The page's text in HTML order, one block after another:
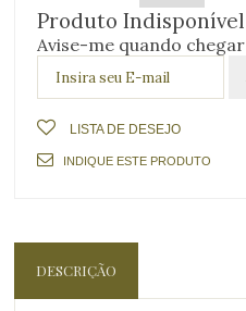
Produto Indisponível
Avise-me quando chegar
LISTA DE DESEJO
INDIQUE ESTE PRODUTO
DESCRIÇÃO